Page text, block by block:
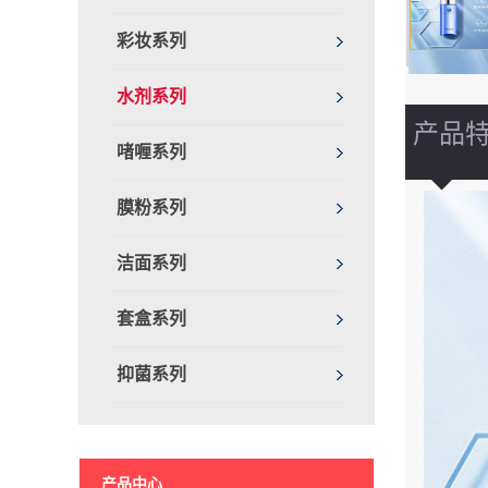
彩妆系列
水剂系列
啫喱系列
膜粉系列
洁面系列
套盒系列
抑菌系列
产品中心
产品